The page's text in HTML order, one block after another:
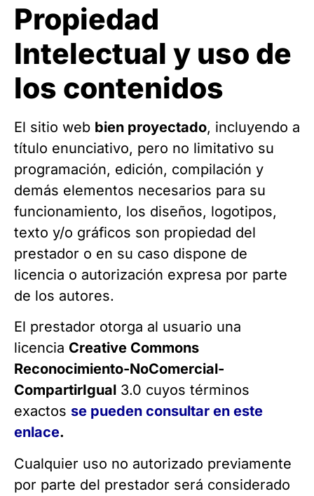
Propiedad
Intelectual y uso de
los contenidos
El sitio web bien proyectado, incluyendo a
título enunciativo, pero no limitativo su
programación, edición, compilación y
demás elementos necesarios para su
funcionamiento, los diseños, logotipos,
texto y/o gráficos son propiedad del
prestador o en su caso dispone de
licencia o autorización expresa por parte
de los autores.
El prestador otorga al usuario una
licencia Creative Commons
Reconocimiento-NoComercial-
CompartirIgual 3.0 cuyos términos
exactos se pueden consultar en este
enlace.
Cualquier uso no autorizado previamente
por parte del prestador será considerado